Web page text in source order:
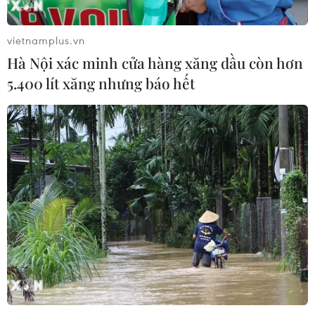
08/08/2026 06:43
Dữ liệu việc làm Mỹ mở thêm dư địa
cho giá vàng trong tuần qua
08/08/2026 04:29
Thương mại Việt Nam-Australia
hướng tới những động lực tăng
trưởng mới
08/08/2026 03:29
Nghệ An: OCOP đã có thương hiệu,
vì sao nông sản vẫn lo đầu ra?
vietnamplus.vn
Hà Nội xác minh cửa hàng xăng dầu còn hơn
5.400 lít xăng nhưng báo hết